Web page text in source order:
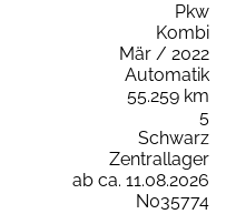
Pkw
Kombi
Mär / 2022
Automatik
55.259 km
5
Schwarz
Zentrallager
ab ca. 11.08.2026
N035774